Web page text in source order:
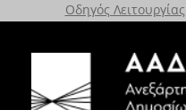
Οδηγός Λειτουργίας